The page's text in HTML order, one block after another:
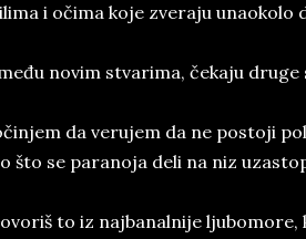
i očima koje zveraju unaokolo
novim stvarima, čekaju
da verujem da ne postoji
što se paranoja deli na niz
to iz najbanalnije ljubomore,